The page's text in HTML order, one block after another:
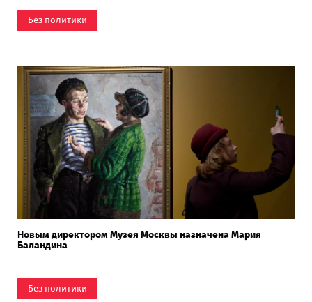
Без политики
Новым директором Музея Москвы назначена Мария
Баландина
Без политики